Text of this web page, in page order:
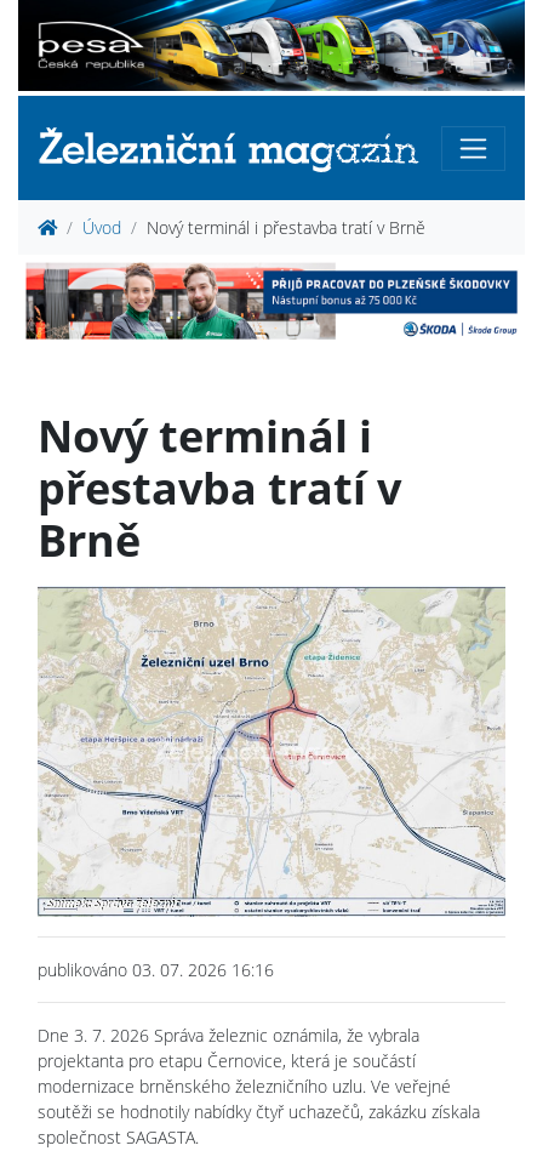
Úvod Nový terminál i přestavba tratí v Brně
Nový terminál i
přestavba tratí v
Brně
publikováno 03. 07. 2026 16:16
Dne 3. 7. 2026 Správa železnic oznámila, že vybrala
projektanta pro etapu Černovice, která je součástí
modernizace brněnského železničního uzlu. Ve veřejné
soutěži se hodnotily nabídky čtyř uchazečů, zakázku získala
společnost SAGASTA.